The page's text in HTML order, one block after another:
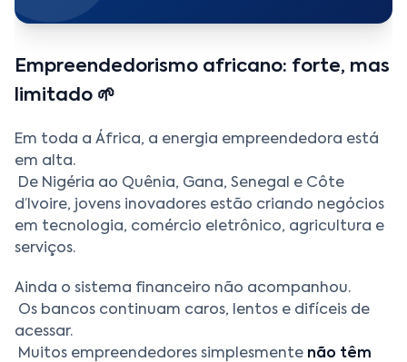
Empreendedorismo africano: forte, mas
limitado 🌱
Em toda a África, a energia empreendedora está
em alta.
De Nigéria ao Quênia, Gana, Senegal e Côte
d’Ivoire, jovens inovadores estão criando negócios
em tecnologia, comércio eletrônico, agricultura e
serviços.
Ainda o sistema financeiro não acompanhou.
Os bancos continuam caros, lentos e difíceis de
acessar.
Muitos empreendedores simplesmente não têm